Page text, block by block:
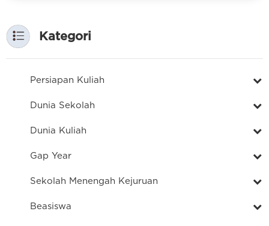
Kategori
Persiapan Kuliah
Dunia Sekolah
Dunia Kuliah
Gap Year
Sekolah Menengah Kejuruan
Beasiswa